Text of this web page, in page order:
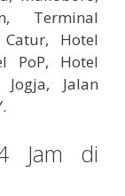
Terminal
Hotel
PoP, Hotel
Jalan
Jam di